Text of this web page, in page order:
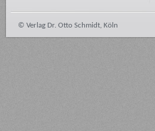
© Verlag Dr. Otto Schmidt, Köln